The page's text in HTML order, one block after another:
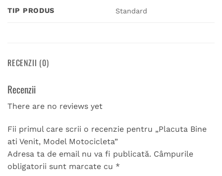
TIP PRODUS Standard
RECENZII (0)
Recenzii
There are no reviews yet
Fii primul care scrii o recenzie pentru „Placuta Bine
ati Venit, Model Motocicleta”
Adresa ta de email nu va fi publicată. Câmpurile
obligatorii sunt marcate cu *